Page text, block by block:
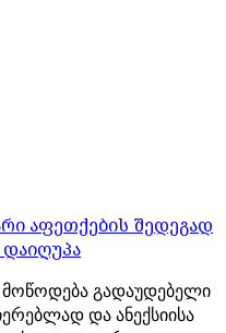
აფეთქების შედეგად
მოწოდება გადაუდებელი
და ანექსიისა